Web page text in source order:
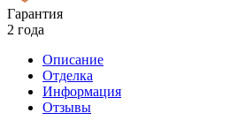
Гарантия
2 года
Описание
Отделка
Информация
Отзывы